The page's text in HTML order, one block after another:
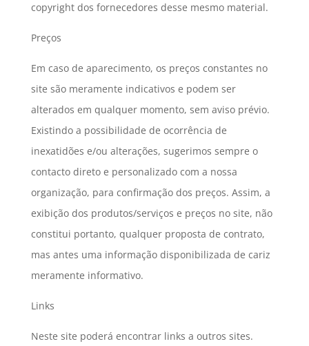
copyright dos fornecedores desse mesmo material.
Preços
Em caso de aparecimento, os preços constantes no
site são meramente indicativos e podem ser
alterados em qualquer momento, sem aviso prévio.
Existindo a possibilidade de ocorrência de
inexatidões e/ou alterações, sugerimos sempre o
contacto direto e personalizado com a nossa
organização, para confirmação dos preços. Assim, a
exibição dos produtos/serviços e preços no site, não
constitui portanto, qualquer proposta de contrato,
mas antes uma informação disponibilizada de cariz
meramente informativo.
Links
Neste site poderá encontrar links a outros sites.